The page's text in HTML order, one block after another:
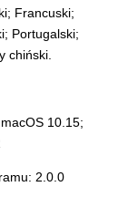
Francuski;
Portugalski;
chiński.
10.15;
2.0.0